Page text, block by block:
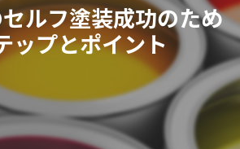
ルフ塗装成功のため
ップとポイント